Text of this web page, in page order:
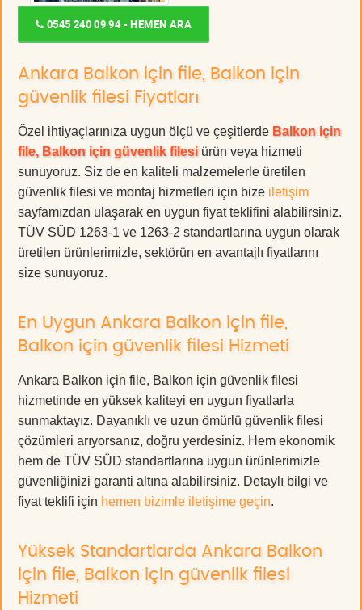
0545 240 09 94 - HEMEN ARA
Ankara Balkon için file, Balkon için
güvenlik filesi Fiyatları
Özel ihtiyaçlarınıza uygun ölçü ve çeşitlerde Balkon için
file, Balkon için güvenlik filesi ürün veya hizmeti
sunuyoruz. Siz de en kaliteli malzemelerle üretilen
güvenlik filesi ve montaj hizmetleri için bize iletişim
sayfamızdan ulaşarak en uygun fiyat teklifini alabilirsiniz.
TÜV SÜD 1263-1 ve 1263-2 standartlarına uygun olarak
üretilen ürünlerimizle, sektörün en avantajlı fiyatlarını
size sunuyoruz.
En Uygun Ankara Balkon için file,
Balkon için güvenlik filesi Hizmeti
Ankara Balkon için file, Balkon için güvenlik filesi
hizmetinde en yüksek kaliteyi en uygun fiyatlarla
sunmaktayız. Dayanıklı ve uzun ömürlü güvenlik filesi
çözümleri arıyorsanız, doğru yerdesiniz. Hem ekonomik
hem de TÜV SÜD standartlarına uygun ürünlerimizle
güvenliğinizi garanti altına alabilirsiniz. Detaylı bilgi ve
fiyat teklifi için hemen bizimle iletişime geçin.
Yüksek Standartlarda Ankara Balkon
için file, Balkon için güvenlik filesi
Hizmeti